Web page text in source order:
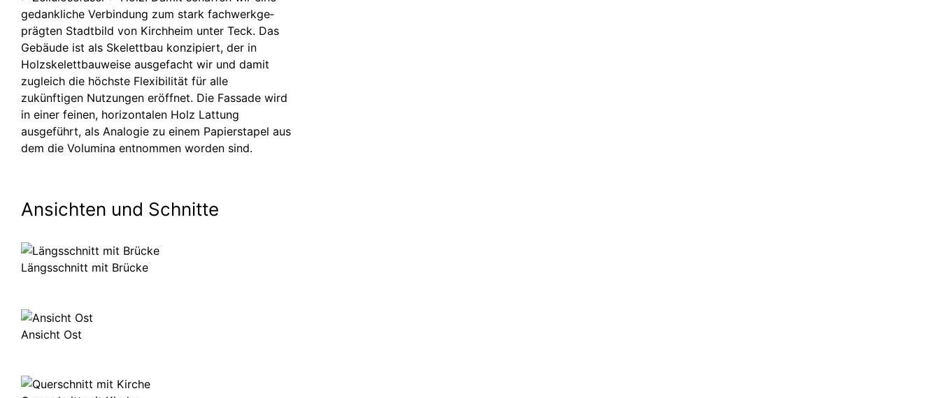
gedankliche Verbindung zum stark fachwerk­ge­
prägten Stadtbild von Kirchheim unter Teck. Das
Gebäude ist als Skelettbau konzipiert, der in
Holzske­lett­bauweise ausgefacht wir und damit
zugleich die höchste Flexibilität für alle
zukünftigen Nutzungen eröffnet. Die Fassade wird
in einer feinen, horizontalen Holz Lattung
ausgeführt, als Analogie zu einem Papier­stapel aus
dem die Volumina entnommen worden sind.
Ansichten und Schnitte
Längsschnitt mit Brücke
Ansicht Ost